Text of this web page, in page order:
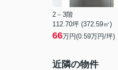
2－3階
112.70坪 (372.59㎡)
66万円(0.59万円/坪)
近隣の物件